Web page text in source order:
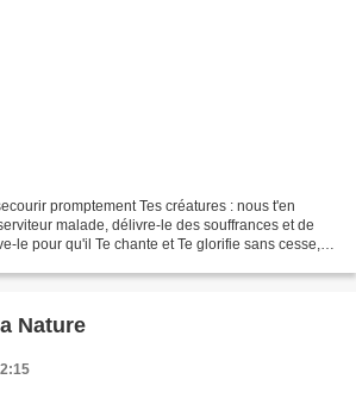
promptement Tes créatures : nous t'en
malade, délivre-le des souffrances et de
le pour qu'il Te chante et Te glorifie sans cesse,
Nature